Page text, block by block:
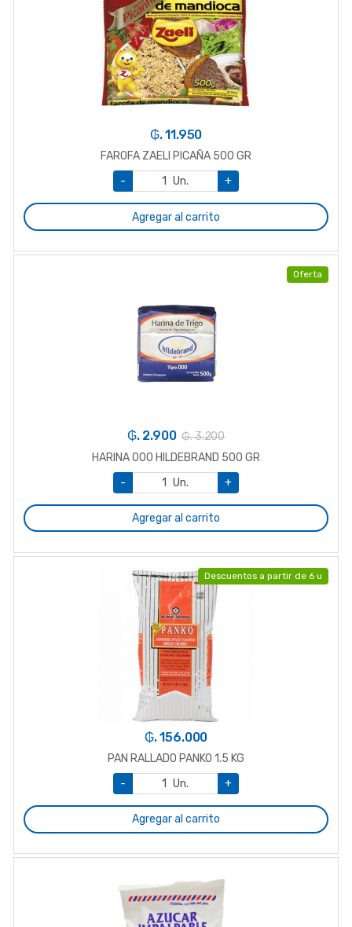
₲. 11.950
FAROFA ZAELI PICAÑA 500 GR
-
Un. +
Agregar al carrito
Oferta
₲. 2.900 ₲. 3.200
HARINA 000 HILDEBRAND 500 GR
-
Un. +
Agregar al carrito
Descuentos a partir de 6 u
₲. 156.000
PAN RALLADO PANKO 1.5 KG
-
Un. +
Agregar al carrito